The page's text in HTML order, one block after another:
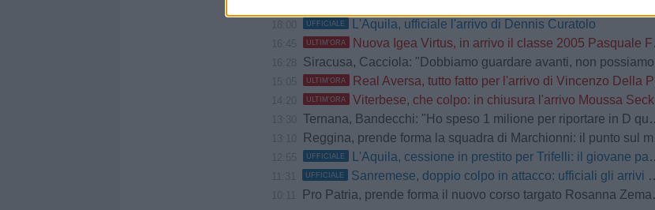
UFFICIALE L'Aquila, ufficiale l'arrivo di Dennis Curatolo
ULTIM'ORA Nuova Igea Virtus, in arrivo il classe 2005 Pasquale Faccetti
Siracusa, Cacciola: "Dobbiamo guardare avanti, non possiamo prenderci carico di quello che è successo lo scorso anno"
ULTIM'ORA Real Aversa, tutto fatto per l'arrivo di Vincenzo Della Pietra
ULTIM'ORA Viterbese, che colpo: in chiusura l'arrivo Moussa Seck Ndoye dal Livorno
Ternana, Bandecchi: "Ho speso 1 milione per riportare in D questa società"
Reggina, prende forma la squadra di Marchionni: il punto sul mercato
UFFICIALE L'Aquila, cessione in prestito per Trifelli: il giovane passa al Bologna
UFFICIALE Sanremese, doppio colpo in attacco: ufficiali gli arrivi di Ganz e Klimavičius
Pro Patria, prende forma il nuovo corso targato Rosanna Zema: la conferenza stampa